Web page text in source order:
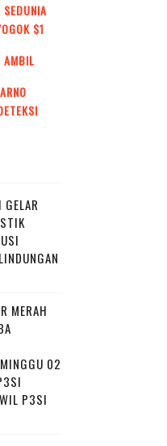
$1
AMBIL
MERAH
02
P3SI